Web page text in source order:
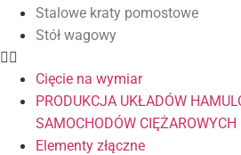
Stalowe kraty pomostowe
Stół wagowy
Cięcie na wymiar
PRODUKCJA UKŁADÓW
SAMOCHODÓW CIĘŻAROWYCH
Elementy złączne